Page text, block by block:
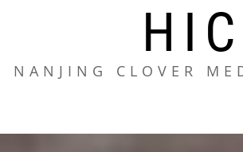
NANJING CLOVER